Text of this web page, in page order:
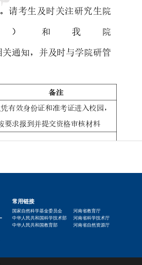
常用链接
国家自然科学基金委员会
中华人民共和国科学技术部
中华人民共和国教育部
河南省教育厅
河南省科学技术厅
河南省自然资源厅